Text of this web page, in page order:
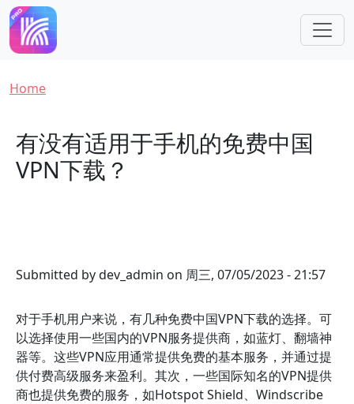
Skip to main content
Breadcrumb
Home
有没有适用于手机的免费中国
VPN下载？
Submitted bydev_admin on 周三, 07/05/2023 - 21:57
对于手机用户来说，有几种免费中国VPN下载的选择。可
以选择使用一些国内的VPN服务提供商，如蓝灯、翻墙神
器等。这些VPN应用通常提供免费的基本服务，并通过提
供付费高级服务来盈利。其次，一些国际知名的VPN提供
商也提供免费的服务，如Hotspot Shield、Windscribe